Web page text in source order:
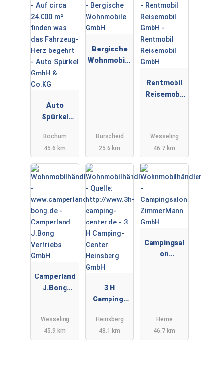
Auto
Spürkel
Co.KG
Bochum
45.6 km
Bergische
Wohnmobile
Burscheid
25.6 km
Rentmobil
Reisemobil
Wesseling
46.7 km
Camperland
J.Bong
Wesseling
45.9 km
3 H
Camping-
Heinsberg
GmbH
Heinsberg
48.1 km
Campingsal
on
Herne
46.7 km